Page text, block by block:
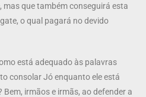
mas que também conseguirá esta
o qual pagará no devido
está adequado às palavras
consolar Jó enquanto ele está
irmãos e irmãs, ao defender a